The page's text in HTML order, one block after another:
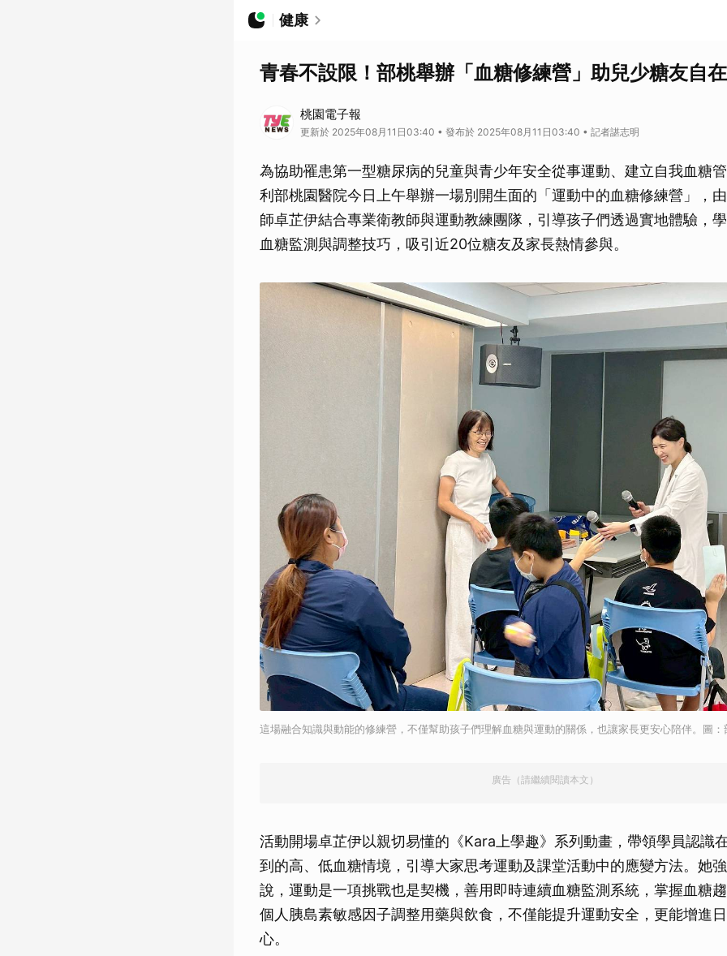
健康
青春不設限！部桃舉辦「血糖修練營」助兒少糖友自
桃園電子報
更新於 2025年08月11日03:40 • 發布於 2025年08月11日03:40 • 記者諶志明
為協助罹患第一型糖尿病的兒童與青少年安全從事運動、建立自我血糖
利部桃園醫院今日上午舉辦一場別開生面的「運動中的血糖修練營」，
師卓芷伊結合專業衛教師與運動教練團隊，引導孩子們透過實地體驗，
血糖監測與調整技巧，吸引近20位糖友及家長熱情參與。
這場融合知識與動能的修練營，不僅幫助孩子們理解血糖與運動的關係，也讓家長更安心陪伴。圖：
廣告（請繼續閱讀本文）
活動開場卓芷伊以親切易懂的《Kara上學趣》系列動畫，帶領學員認識
到的高、低血糖情境，引導大家思考運動及課堂活動中的應變方法。她
說，運動是一項挑戰也是契機，善用即時連續血糖監測系統，掌握血糖
個人胰島素敏感因子調整用藥與飲食，不僅能提升運動安全，更能增進
心。